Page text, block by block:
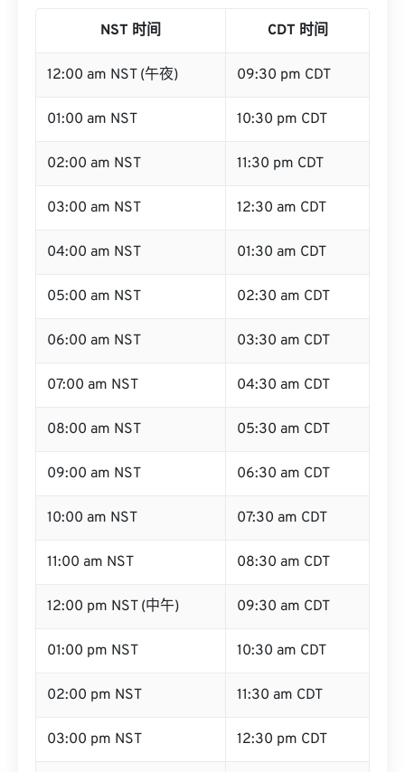
NST 时间 CDT 时间
12:00 am NST (午夜) 09:30 pm CDT
01:00 am NST 10:30 pm CDT
02:00 am NST 11:30 pm CDT
03:00 am NST 12:30 am CDT
04:00 am NST 01:30 am CDT
05:00 am NST 02:30 am CDT
06:00 am NST 03:30 am CDT
07:00 am NST 04:30 am CDT
08:00 am NST 05:30 am CDT
09:00 am NST 06:30 am CDT
10:00 am NST 07:30 am CDT
11:00 am NST 08:30 am CDT
12:00 pm NST (中午) 09:30 am CDT
01:00 pm NST 10:30 am CDT
02:00 pm NST 11:30 am CDT
03:00 pm NST 12:30 pm CDT